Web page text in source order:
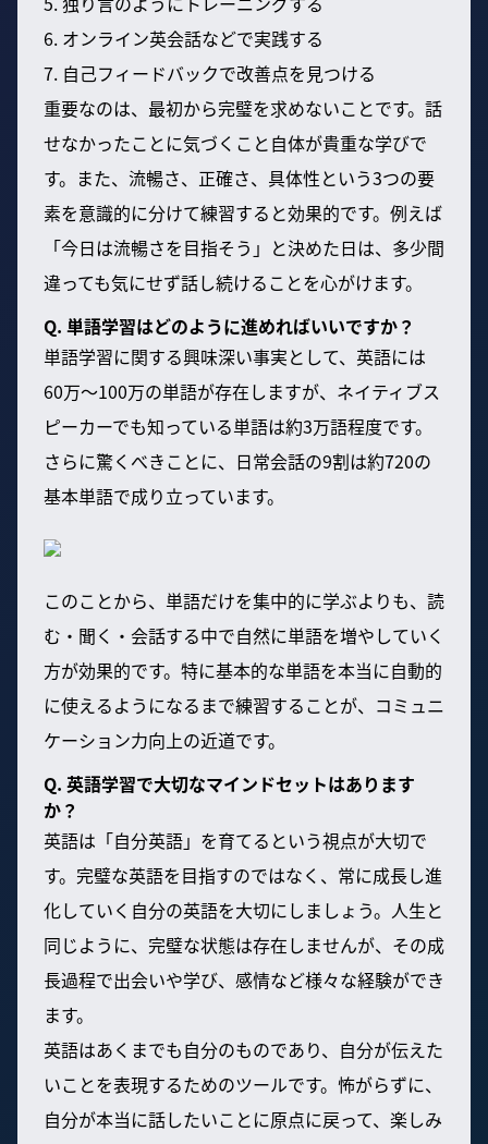
6. オンライン英会話などで実践する
7. 自己フィードバックで改善点を見つける
重要なのは、最初から完璧を求めないことです。話
せなかったことに気づくこと自体が貴重な学びで
す。また、流暢さ、正確さ、具体性という3つの要
素を意識的に分けて練習すると効果的です。例えば
「今日は流暢さを目指そう」と決めた日は、多少間
違っても気にせず話し続けることを心がけます。
Q. 単語学習はどのように進めればいいですか？
単語学習に関する興味深い事実として、英語には
60万〜100万の単語が存在しますが、ネイティブス
ピーカーでも知っている単語は約3万語程度です。
さらに驚くべきことに、日常会話の9割は約720の
基本単語で成り立っています。
このことから、単語だけを集中的に学ぶよりも、読
む・聞く・会話する中で自然に単語を増やしていく
方が効果的です。特に基本的な単語を本当に自動的
に使えるようになるまで練習することが、コミュニ
ケーション力向上の近道です。
Q. 英語学習で大切なマインドセットはあります
か？
英語は「自分英語」を育てるという視点が大切で
す。完璧な英語を目指すのではなく、常に成長し進
化していく自分の英語を大切にしましょう。人生と
同じように、完璧な状態は存在しませんが、その成
長過程で出会いや学び、感情など様々な経験ができ
ます。
英語はあくまでも自分のものであり、自分が伝えた
いことを表現するためのツールです。怖がらずに、
自分が本当に話したいことに原点に戻って、楽しみ